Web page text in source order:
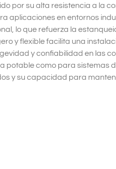
por su alta resistencia a la
aplicaciones en entornos
lo que refuerza la
y flexible facilita una
y confiabilidad en las
como para sistemas
y su capacidad para